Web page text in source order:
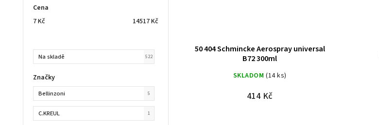
Cena
7Kč 14517Kč
Na skladě 522
Značky
Bellinzoni 5
C.KREUL 1
50 404 Schmincke Aerospray universal
B72 300ml
SKLADOM (14 ks)
414 Kč